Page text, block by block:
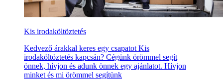
Kis irodaköltöztetés
Kedvező árakkal keres egy csapatot Kis
irodaköltöztetés kapcsán? Cégünk örömmel segít
önnek, hívjon és adunk önnek egy ajánlatot. Hívjon
minket és mi örömmel segítünk